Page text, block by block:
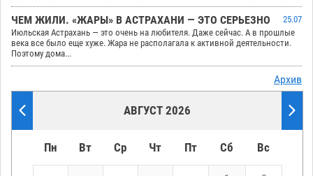
ЧЕМ ЖИЛИ. «ЖАРЫ» В АСТРАХАНИ — ЭТО СЕРЬЕЗНО
25.07
Июльская Астрахань — это очень на любителя. Даже сейчас. А в прошлые
века все было еще хуже. Жара не располагала к активной деятельности.
Поэтому дома...
Архив
АВГУСТ 2026
Пн Вт Ср Чт Пт Сб Вс